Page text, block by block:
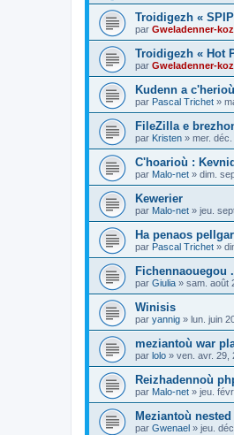
Troidigezh «
par Gweladenner-
Troidigezh « Hot
par Gweladenner-
Kudenn a
par Pascal Trichet »
FileZilla e
par Kristen » mer.
C'hoarioù :
par Malo-net » dim.
Kewerier
par Malo-net » jeu.
Ha penaos
par Pascal Trichet »
Fichennaouegou
par Giulia » sam. août
Winisis
par yannig » lun. juin
meziantoù war
par lolo » ven. avr. 29,
Reizhadennoù
par Malo-net » jeu.
Meziantoù
par Gwenael » jeu.